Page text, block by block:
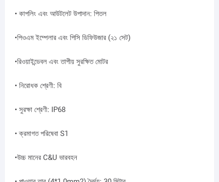
• কাপলিং এবং আউটলেট উপাদান: পিতল
•পিওএম ইম্পেলার এবং পিসি ডিফিউজার (২১ সেট)
•রিওয়াইন্ডেবল এবং তাপীয় সুরক্ষিত মোটর
• নিরোধক শ্রেণী: বি
• সুরক্ষা শ্রেণী: IP68
• ক্রমাগত পরিষেবা S1
•উচ্চ মানের C&U ভারবহন